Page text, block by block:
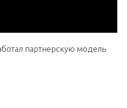
партнерскую модель